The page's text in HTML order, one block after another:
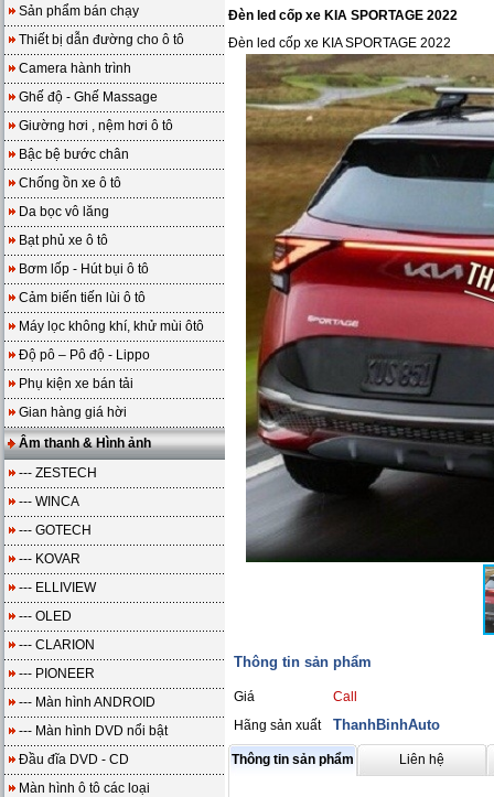
Sản phẩm bán chạy
Thiết bị dẫn đường cho ô tô
Camera hành trình
Ghế độ - Ghế Massage
Giường hơi , nệm hơi ô tô
Bậc bệ bước chân
Chống ồn xe ô tô
Da bọc vô lăng
Bạt phủ xe ô tô
Bơm lốp - Hút bụi ô tô
Cảm biến tiến lùi ô tô
Máy lọc không khí, khử mùi ôtô
Độ pô – Pô độ - Lippo
Phụ kiện xe bán tải
Gian hàng giá hời
Âm thanh & Hình ảnh
--- ZESTECH
--- WINCA
--- GOTECH
--- KOVAR
--- ELLIVIEW
--- OLED
--- CLARION
--- PIONEER
--- Màn hình ANDROID
--- Màn hình DVD nổi bật
Đầu đĩa DVD - CD
Màn hình ô tô các loại
Đèn led cốp xe KIA SPORTAGE 2022
Đèn led cốp xe KIA SPORTAGE 2022
Thông tin sản phẩm
Giá
Call
Hãng sản xuất
ThanhBinhAuto
Thông tin sản phẩm Liên hệ